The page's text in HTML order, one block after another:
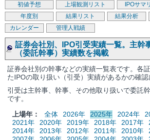
初値予想
上場観測リスト
IPOサマ
年度別
結果リスト 結果分析
カレンダー
管理人戦績
証券会社別、IPO引受実績一覧。主幹
（委託幹事）実績数を掲載
証券会社別の幹事などの実績一覧表です。各
たIPOの取り扱い（引受）実績があるかの確認
引受は主幹事、幹事、その他取り扱いで委託
です。
上場年：
全体 2026年 2025年 2024年
2021年
2020年 2019年 2018年 2017年
2014年
2013年 2012年 2011年 2010年